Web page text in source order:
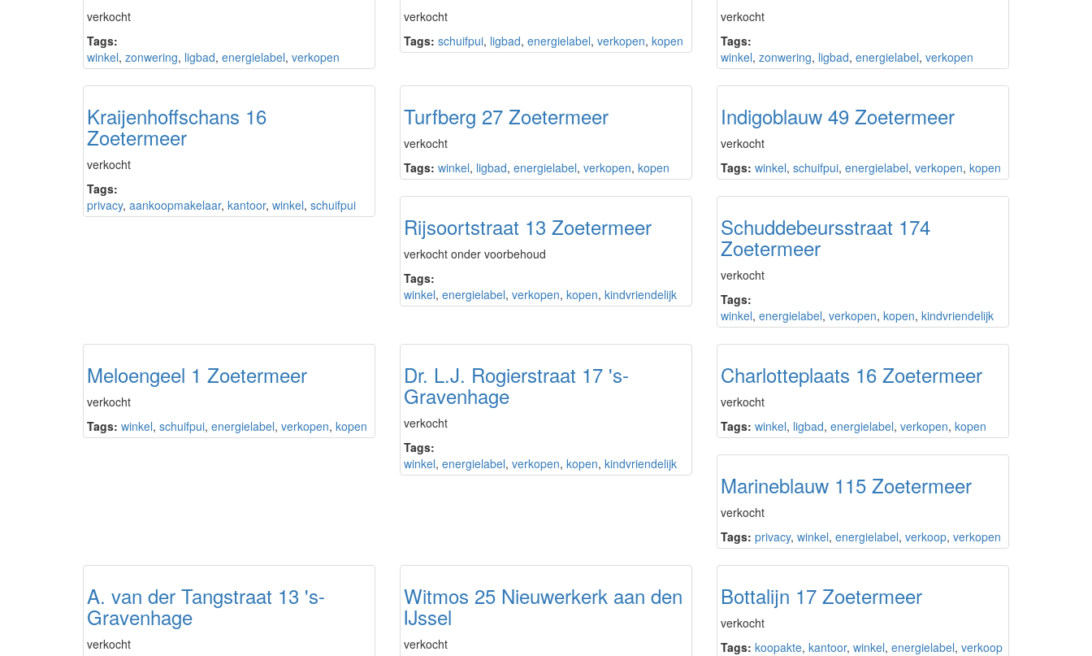
verkocht
Tags:
winkel, zonwering, ligbad, energielabel, verkopen
verkocht
Tags: schuifpui, ligbad, energielabel, verkopen, kopen
verkocht
Tags:
winkel, zonwering, ligbad, energielabel, verkopen
Kraijenhoffschans 16
Zoetermeer
verkocht
Tags:
privacy, aankoopmakelaar, kantoor, winkel, schuifpui
Turfberg 27 Zoetermeer
verkocht
Tags: winkel, ligbad, energielabel, verkopen, kopen
Indigoblauw 49 Zoetermeer
verkocht
Tags: winkel, schuifpui, energielabel, verkopen, kopen
Rijsoortstraat 13 Zoetermeer
verkocht onder voorbehoud
Tags:
winkel, energielabel, verkopen, kopen, kindvriendelijk
Schuddebeursstraat 174
Zoetermeer
verkocht
Tags:
winkel, energielabel, verkopen, kopen, kindvriendelijk
Meloengeel 1 Zoetermeer
verkocht
Tags: winkel, schuifpui, energielabel, verkopen, kopen
Dr. L.J. Rogierstraat 17 's-
Gravenhage
verkocht
Tags:
winkel, energielabel, verkopen, kopen, kindvriendelijk
Charlotteplaats 16 Zoetermeer
verkocht
Tags: winkel, ligbad, energielabel, verkopen, kopen
Marineblauw 115 Zoetermeer
verkocht
Tags: privacy, winkel, energielabel, verkoop, verkopen
A. van der Tangstraat 13 's-
Gravenhage
verkocht
Witmos 25 Nieuwerkerk aan den
IJssel
verkocht
Bottalijn 17 Zoetermeer
verkocht
Tags: koopakte, kantoor, winkel, energielabel, verkoop